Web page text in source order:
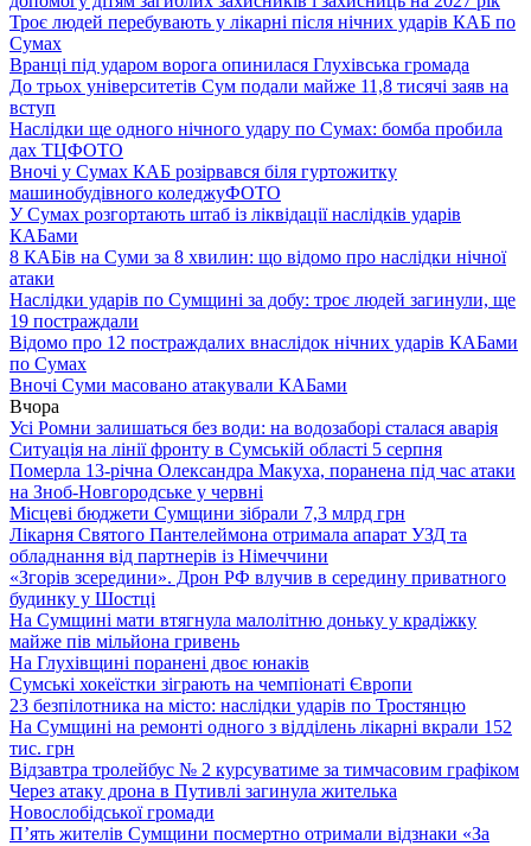
Троє людей перебувають у лікарні після нічних ударів КАБ по
Сумах
Вранці під ударом ворога опинилася Глухівська громада
До трьох університетів Сум подали майже 11,8 тисячі заяв на
вступ
Наслідки ще одного нічного удару по Сумах: бомба пробила
дах ТЦФОТО
Вночі у Сумах КАБ розірвався біля гуртожитку
машинобудівного коледжуФОТО
У Сумах розгортають штаб із ліквідації наслідків ударів
КАБами
8 КАБів на Суми за 8 хвилин: що відомо про наслідки нічної
атаки
Наслідки ударів по Сумщині за добу: троє людей загинули, ще
19 постраждали
Відомо про 12 постраждалих внаслідок нічних ударів КАБами
по Сумах
Вночі Суми масовано атакували КАБами
Вчора
Усі Ромни залишаться без води: на водозаборі сталася аварія
Ситуація на лінії фронту в Сумській області 5 серпня
Померла 13-річна Олександра Макуха, поранена під час атаки
на Зноб-Новгородське у червні
Місцеві бюджети Сумщини зібрали 7,3 млрд грн
Лікарня Святого Пантелеймона отримала апарат УЗД та
обладнання від партнерів із Німеччини
«Згорів зсередини». Дрон РФ влучив в середину приватного
будинку у Шостці
На Сумщині мати втягнула малолітню доньку у крадіжку
майже пів мільйона гривень
На Глухівщині поранені двоє юнаків
Сумські хокеїстки зіграють на чемпіонаті Європи
23 безпілотника на місто: наслідки ударів по Тростянцю
На Сумщині на ремонті одного з відділень лікарні вкрали 152
тис. грн
Відзавтра тролейбус № 2 курсуватиме за тимчасовим графіком
Через атаку дрона в Путивлі загинула жителька
Новослобідської громади
П’ять жителів Сумщини посмертно отримали відзнаки «За